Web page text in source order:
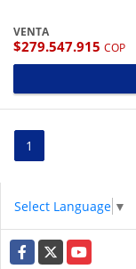
VENTA
$279.547.915 COP
1
Select Language ▼
Facebook
X YouTube